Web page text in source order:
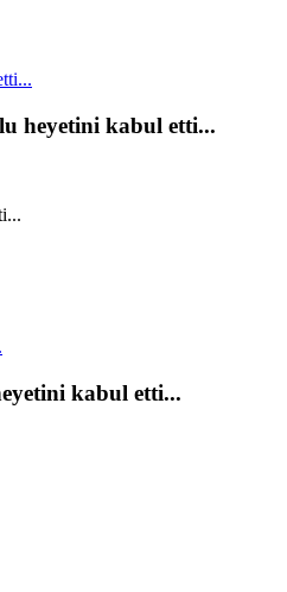
heyetini kabul etti...
kabul etti...